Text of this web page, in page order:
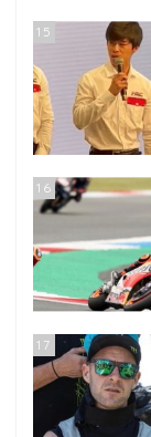
15
16
17